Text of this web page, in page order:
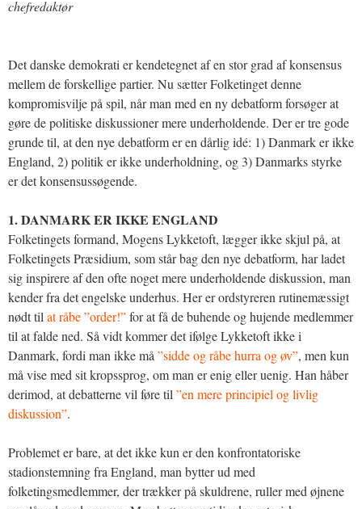
chefredaktør
Det danske demokrati er kendetegnet af en stor grad af konsensus
mellem de forskellige partier. Nu sætter Folketinget denne
kompromisvilje på spil, når man med en ny debatform forsøger at
gøre de politiske diskussioner mere underholdende. Der er tre gode
grunde til, at den nye debatform er en dårlig idé: 1) Danmark er ikke
England, 2) politik er ikke underholdning, og 3) Danmarks styrke
er det konsensussøgende.
1. DANMARK ER IKKE ENGLAND
Folketingets formand, Mogens Lykketoft, lægger ikke skjul på, at
Folketingets Præsidium, som står bag den nye debatform, har ladet
sig inspirere af den ofte noget mere underholdende diskussion, man
kender fra det engelske underhus. Her er ordstyreren rutinemæssigt
nødt til at råbe ”order!”for at få de buhende og hujende medlemmer
til at falde ned. Så vidt kommer det ifølge Lykketoft ikke i
Danmark, fordi man ikke må ”sidde og råbe hurra og øv”, men kun
må vise med sit kropssprog, om man er enig eller uenig. Han håber
derimod, at debatterne vil føre til ”en mere principiel og livlig
diskussion”.
Problemet er bare, at det ikke kun er den konfrontatoriske
stadionstemning fra England, man bytter ud med
folketingsmedlemmer, der trækker på skuldrene, ruller med øjnene